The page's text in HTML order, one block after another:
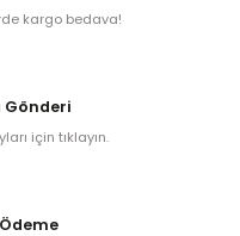
kargo bedava!
Gönderi
için tıklayın.